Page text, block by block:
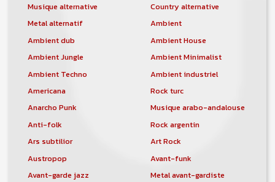
Musique alternative
Country alternative
Metal alternatif
Ambient
Ambient dub
Ambient House
Ambient Jungle
Ambient Minimalist
Ambient Techno
Ambient industriel
Americana
Rock turc
Anarcho Punk
Musique arabo-andalouse
Anti-folk
Rock argentin
Ars subtilior
Art Rock
Austropop
Avant-funk
Avant-garde jazz
Metal avant-gardiste